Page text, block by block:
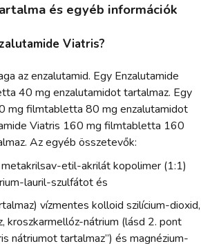
és egyéb információk
Viatris?
az enzalutamid. Egy Enzalutamide
40 mg enzalutamidot tartalmaz. Egy
mg filmtabletta 80 mg enzalutamidot
Viatris 160 mg filmtabletta 160
Az egyéb összetevők:
etil-akrilát kopolimer (1:1)
lauril-szulfátot és
vízmentes kolloid szilícium-dioxid,
kroszkarmellóz-nátrium (lásd 2. pont
nátriumot tartalmaz”) és magnézium-